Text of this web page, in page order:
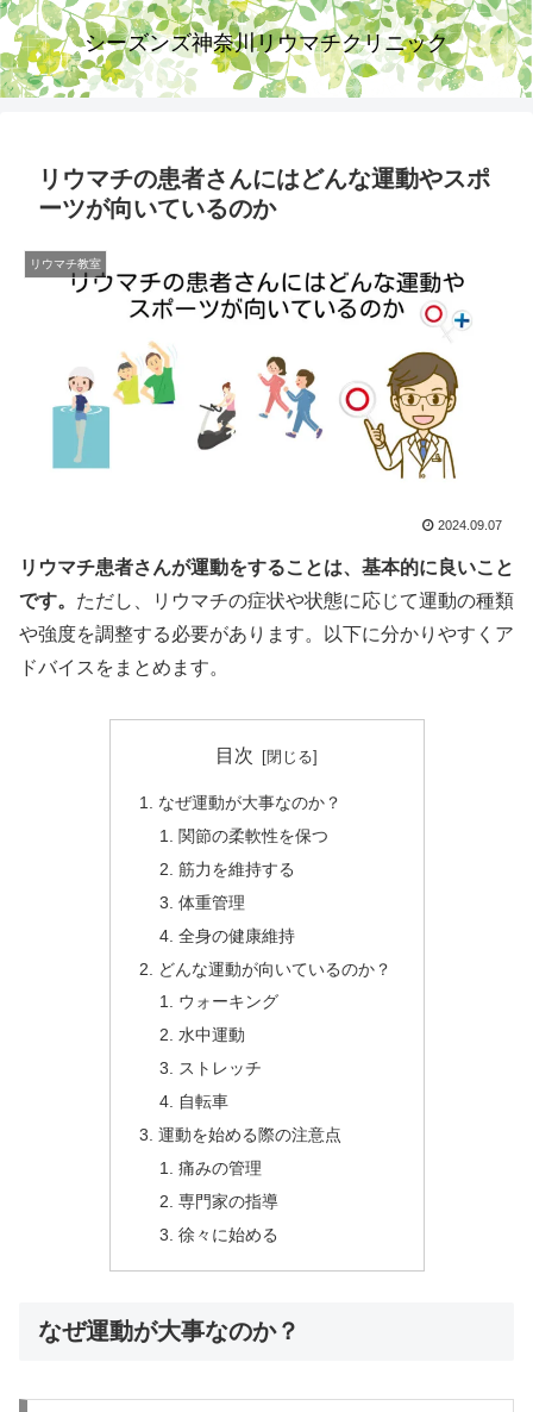
シーズンズ神奈川リウマチクリニック
リウマチの患者さんにはどんな運動やスポ
ーツが向いているのか
リウマチ教室
2024.09.07
リウマチ患者さんが運動をすることは、基本的に良いこと
です。 ただし、リウマチの症状や状態に応じて運動の種類
や強度を調整する必要があります。以下に分かりやすくア
ドバイスをまとめます。
目次
なぜ運動が大事なのか？
関節の柔軟性を保つ
筋力を維持する
体重管理
全身の健康維持
どんな運動が向いているのか？
ウォーキング
水中運動
ストレッチ
自転車
運動を始める際の注意点
痛みの管理
専門家の指導
徐々に始める
なぜ運動が大事なのか？